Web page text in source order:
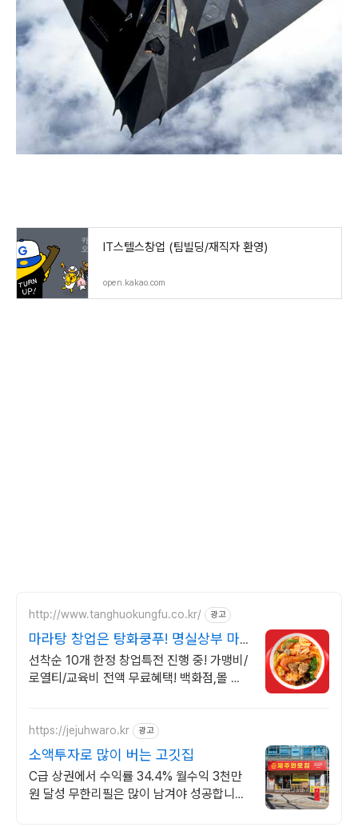
IT스텔스창업 (팀빌딩/재직자 환영)
open.kakao.com
http://www.tanghuokungfu.co.kr/ 광고
마라탕 창업은 탕화쿵푸! 명실상부 마
라탕 1등 브랜드
선착순 10개 한정 창업특전 진행 중! 가맹비/
로열티/교육비 전액 무료혜택! 백화점,몰 등
https://jejuhwaro.kr 광고
소액투자로 많이 버는 고깃집
C급 상권에서 수익률 34.4% 월수익 3천만
원 달성 무한리필은 많이 남겨야 성공합니다.